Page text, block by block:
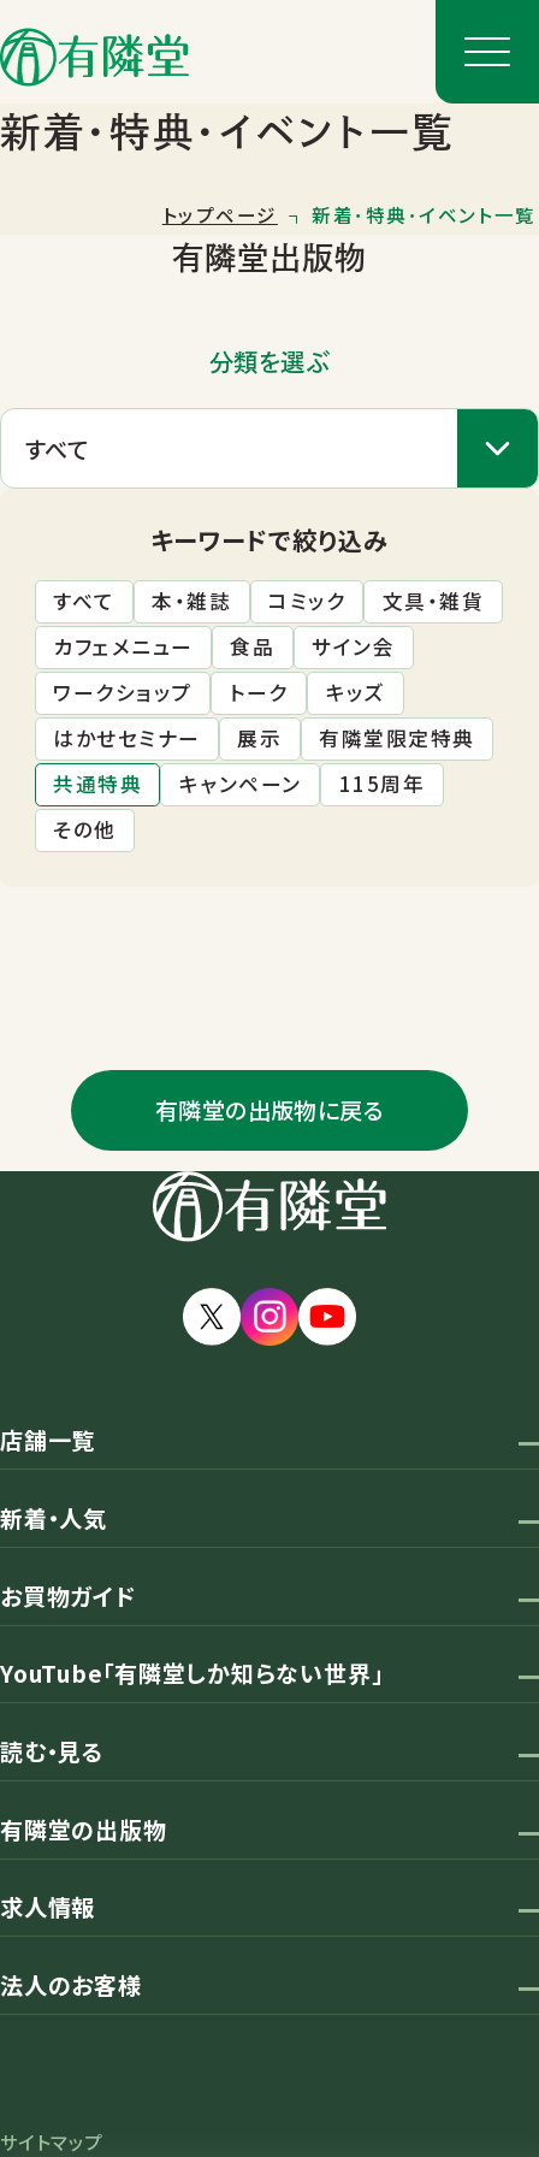
店舗一覧
新着･特典･イベント一覧
トップページ 新着･特典･イベント一覧
有隣堂出版物
分類を選ぶ
キーワードで絞り込み
すべて 本・雑誌 コミック
文具・雑貨
カフェメニュー
食品
サイン会
ワークショップ
トーク
キッズ
はかせセミナー
展示
有隣堂限定特典
共通特典
キャンペーン
115周年
その他
有隣堂の出版物に戻る
店舗一覧
新着・人気
お買物ガイド
YouTube「有隣堂しか知らない世界」
読む・見る
有隣堂の出版物
求人情報
法人のお客様
サイトマップ